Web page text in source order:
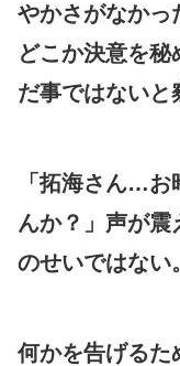
やかさがなかっ
どこか決意を
だ事ではないと
「拓海さん…
んか？」声が震
のせいではない。
何かを告げるた